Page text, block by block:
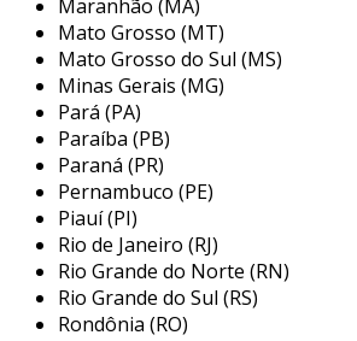
resistência moderada
aplicações que demandam boa
mas não em níveis extremados.
ductilidade: permite ser moldado
diversas formas, tornando-se
para diferentes projetos.
facilidade de soldagem
processos de soldagem,
adequado para a montagem de
estruturas.
Maranhão (MA)
Mato Grosso (MT)
Mato Grosso do Sul (MS)
Minas Gerais (MG)
Pará (PA)
Paraíba (PB)
Paraná (PR)
Pernambuco (PE)
Piauí (PI)
Rio de Janeiro (RJ)
Rio Grande do Norte (RN)
Rio Grande do Sul (RS)
Rondônia (RO)